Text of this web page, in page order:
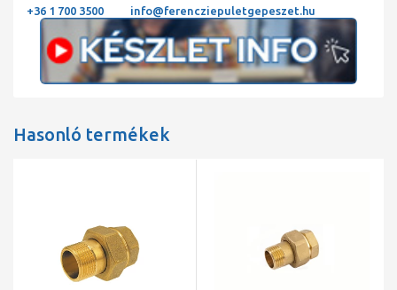
+36 1 700 3500 info@ferencziepuletgepeszet.hu
Hasonló termékek